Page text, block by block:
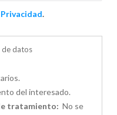
.
de datos
del interesado.
tratamiento: No se